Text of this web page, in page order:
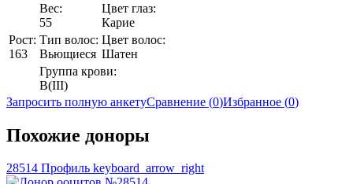
Рост:
163
Вес:
55
Цвет глаз:
Карие
Тип волос:
Вьющиеся
Цвет волос:
Шатен
Группа крови:
B(III)
Запросить полную анкетуСравнение (0)Избранное (0)
Похожие доноры
28514 Профиль keyboard_arrow_right